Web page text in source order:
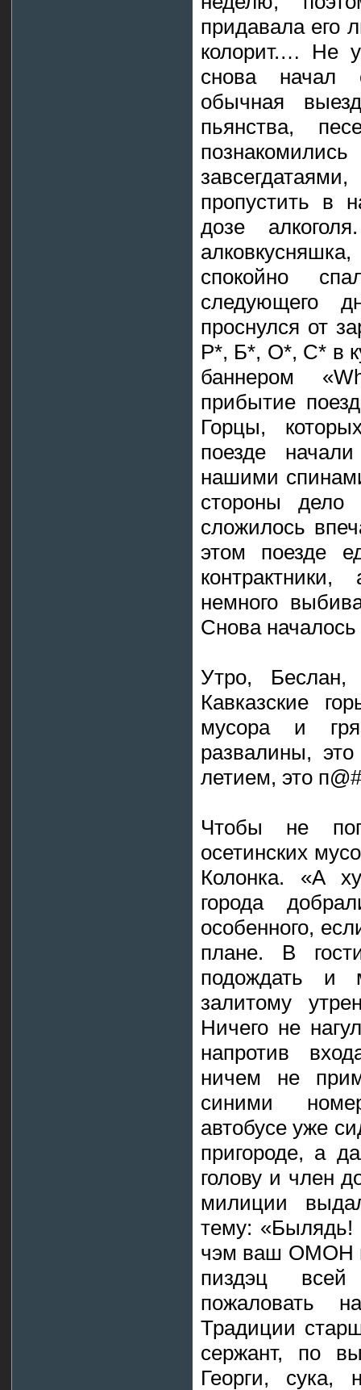
придавала его
колорит.… Не
снова начал
обычная
пьянства,
пропустить в
дозе
спокойно
следующего
проснулся от
Р*, Б*, О*, С* в
баннером
прибытие
Горцы,
поезде
нашими
стороны
сложилось
этом поезде
немного
Снова
Утро,
Кавказские
мусора и
развалины,
летием, это
Чтобы не
осетинских
Колонка. «А
города
особенного,
плане. В
подождать и
залитому
Ничего не
напротив
ничем не
синими
автобусе уже
пригороде, а
голову и член
милиции
тему: «Былядь!
чэм ваш ОМОН
пиздэц
пожаловать
Традиции
сержант, по
Георги,